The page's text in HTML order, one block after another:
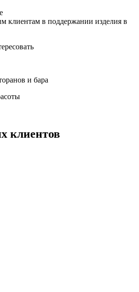
в поддержании изделия в
и бара
клиентов